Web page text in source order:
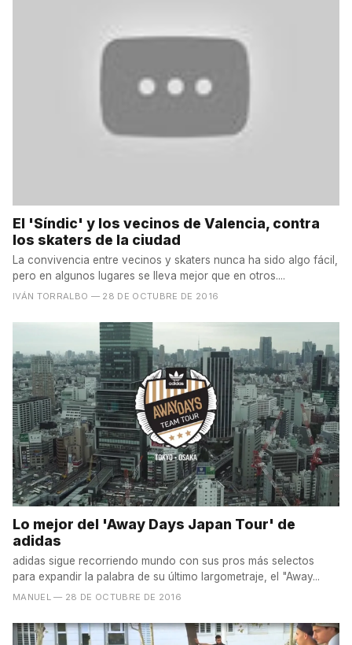
El 'Síndic' y los vecinos de Valencia, contra
los skaters de la ciudad
La convivencia entre vecinos y skaters nunca ha sido algo fácil,
pero en algunos lugares se lleva mejor que en otros....
IVÁN TORRALBO — 28 DE OCTUBRE DE 2016
Lo mejor del 'Away Days Japan Tour' de
adidas
adidas sigue recorriendo mundo con sus pros más selectos
para expandir la palabra de su último largometraje, el "Away...
MANUEL — 28 DE OCTUBRE DE 2016